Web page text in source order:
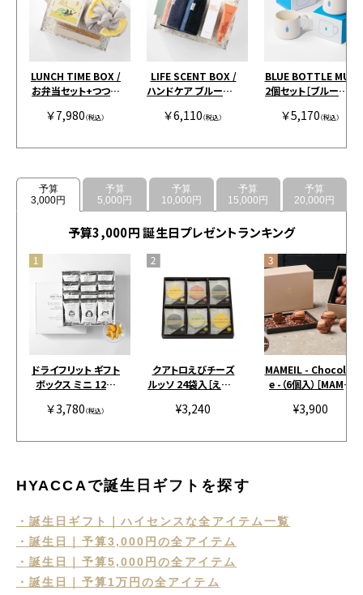
LUNCH TIME BOX /
お弁当セット+つつみ
ー
￥7,980（税込）
LIFE SCENT BOX /
ハンドケア ブルー＆ピ
￥6,110（税込）
BLUE BOTTLE MUG
2個セット［ブルーボト
￥5,170（税込）
予算
3,000円
予算
5,000円
予算
10,000円
予算
15,000円
予算
20,000円
予算3,000円 誕生日プレゼントランキング
ドライフリット ギフト
ボックス ミニ 12個
￥3,780（税込）
クアトロえびチーズ
ルッソ 24袋入［えびと
AHIDE］
¥3,240
MAMEIL - Chocolat
e -（6個入）［MAMEI
¥3,900
HYACCAで誕生日ギフトを探す
・誕生日ギフト｜ハイセンスな全アイテム一覧
・誕生日｜予算3,000円の全アイテム
・誕生日｜予算5,000円の全アイテム
・誕生日｜予算1万円の全アイテム